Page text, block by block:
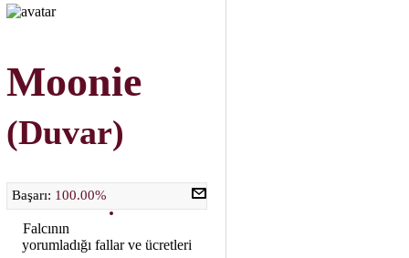
Moonie
(Duvar)
Başarı: 100.00%
Falcının
yorumladığı fallar ve ücretleri